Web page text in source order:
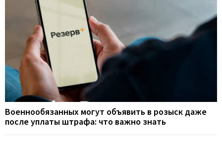
Военнообязанных могут объявить в розыск даже
после уплаты штрафа: что важно знать